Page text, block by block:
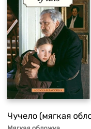
Чучело (мягкая